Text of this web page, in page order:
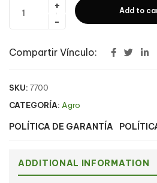
Add to
Compartir Vínculo:
SKU: 7700
CATEGORÍA: Agro
POLÍTICA DE GARANTÍA
ADDITIONAL INFORMATION